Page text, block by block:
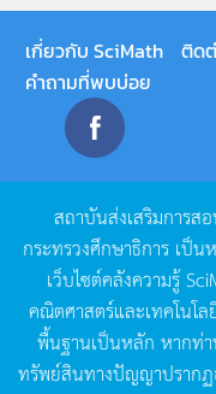
เกี่ยวกับ SciMath ติด
คำถามที่พบบ่อย
สถาบันส่งเสริมการส
กระทรวงศึกษาธิการ เป็น
เว็บไซต์คลังความรู้
คณิตศาสตร์และเทคโนโ
พื้นฐานเป็นหลัก หากท่
ทรัพย์สินทางปัญญาปรากฏ